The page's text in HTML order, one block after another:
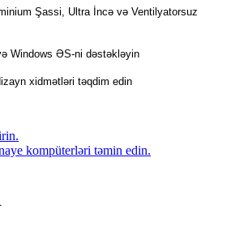
Şassi, Ultra İncə və Ventilyatorsuz
Windows ƏS-ni dəstəkləyin
xidmətləri təqdim edin
kompüterləri təmin edin.